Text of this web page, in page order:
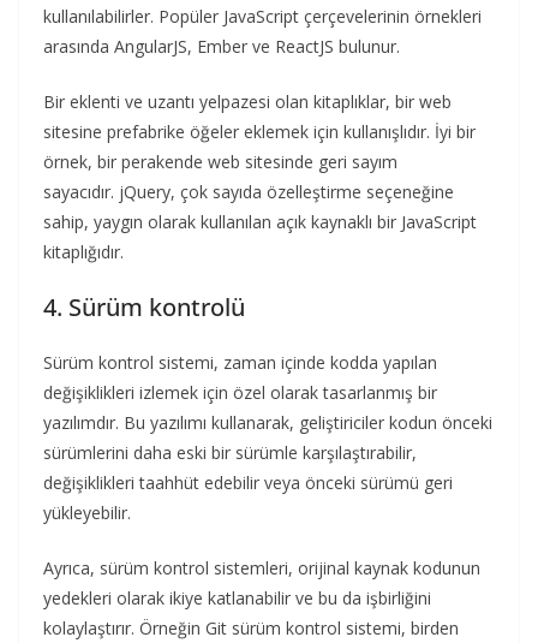
kullanılabilirler. Popüler JavaScript çerçevelerinin örnekleri
arasında AngularJS, Ember ve ReactJS bulunur.
Bir eklenti ve uzantı yelpazesi olan kitaplıklar, bir web
sitesine prefabrike öğeler eklemek için kullanışlıdır. İyi bir
örnek, bir perakende web sitesinde geri sayım
sayacıdır. jQuery, çok sayıda özelleştirme seçeneğine
sahip, yaygın olarak kullanılan açık kaynaklı bir JavaScript
kitaplığıdır.
4. Sürüm kontrolü
Sürüm kontrol sistemi, zaman içinde kodda yapılan
değişiklikleri izlemek için özel olarak tasarlanmış bir
yazılımdır. Bu yazılımı kullanarak, geliştiriciler kodun önceki
sürümlerini daha eski bir sürümle karşılaştırabilir,
değişiklikleri taahhüt edebilir veya önceki sürümü geri
yükleyebilir.
Ayrıca, sürüm kontrol sistemleri, orijinal kaynak kodunun
yedekleri olarak ikiye katlanabilir ve bu da işbirliğini
kolaylaştırır. Örneğin Git sürüm kontrol sistemi, birden